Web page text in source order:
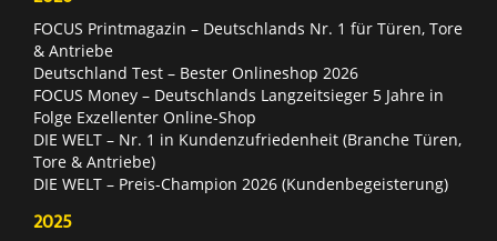
FOCUS Printmagazin – Deutschlands Nr. 1 für Türen, Tore
& Antriebe
Deutschland Test – Bester Onlineshop 2026
FOCUS Money – Deutschlands Langzeitsieger 5 Jahre in
Folge Exzellenter Online-Shop
DIE WELT – Nr. 1 in Kundenzufriedenheit (Branche Türen,
Tore & Antriebe)
DIE WELT – Preis-Champion 2026 (Kundenbegeisterung)
2025